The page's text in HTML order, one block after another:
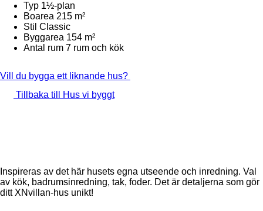
Typ 1½-plan
Boarea 215 m²
Stil Classic
Byggarea 154 m²
Antal rum 7 rum och kök
Vill du bygga ett liknande hus?
Tillbaka till Hus vi byggt
Inspireras av det här husets egna utseende och inredning. Val
av kök, badrumsinredning, tak, foder. Det är detaljerna som gör
ditt XNvillan-hus unikt!